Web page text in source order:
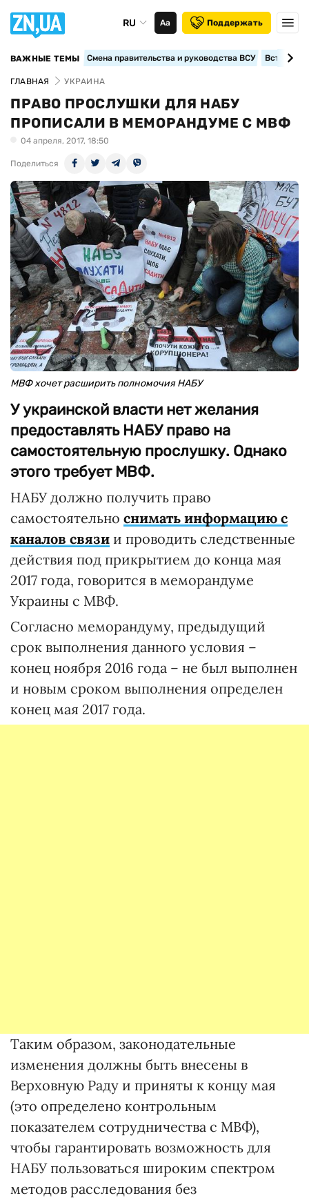
RU Аа Поддержать
ВАЖНЫЕ ТЕМЫ Смена правительства и руководства ВСУ
ГЛАВНАЯ УКРАИНА
ПРАВО ПРОСЛУШКИ ДЛЯ НАБУ
ПРОПИСАЛИ В МЕМОРАНДУМЕ С МВФ
04 апреля, 2017, 18:50
Поделиться
МВФ хочет расширить полномочия НАБУ
У украинской власти нет желания
предоставлять НАБУ право на
самостоятельную прослушку. Однако
этого требует МВФ.
НАБУ должно получить право
самостоятельно снимать информацию с
каналов связи и проводить следственные
действия под прикрытием до конца мая
2017 года, говорится в меморандуме
Украины с МВФ.
Согласно меморандуму, предыдущий
срок выполнения данного условия –
конец ноября 2016 года – не был выполнен
и новым сроком выполнения определен
конец мая 2017 года.
Таким образом, законодательные
изменения должны быть внесены в
Верховную Раду и приняты к концу мая
(это определено контрольным
показателем сотрудничества с МВФ),
чтобы гарантировать возможность для
НАБУ пользоваться широким спектром
методов расследования без